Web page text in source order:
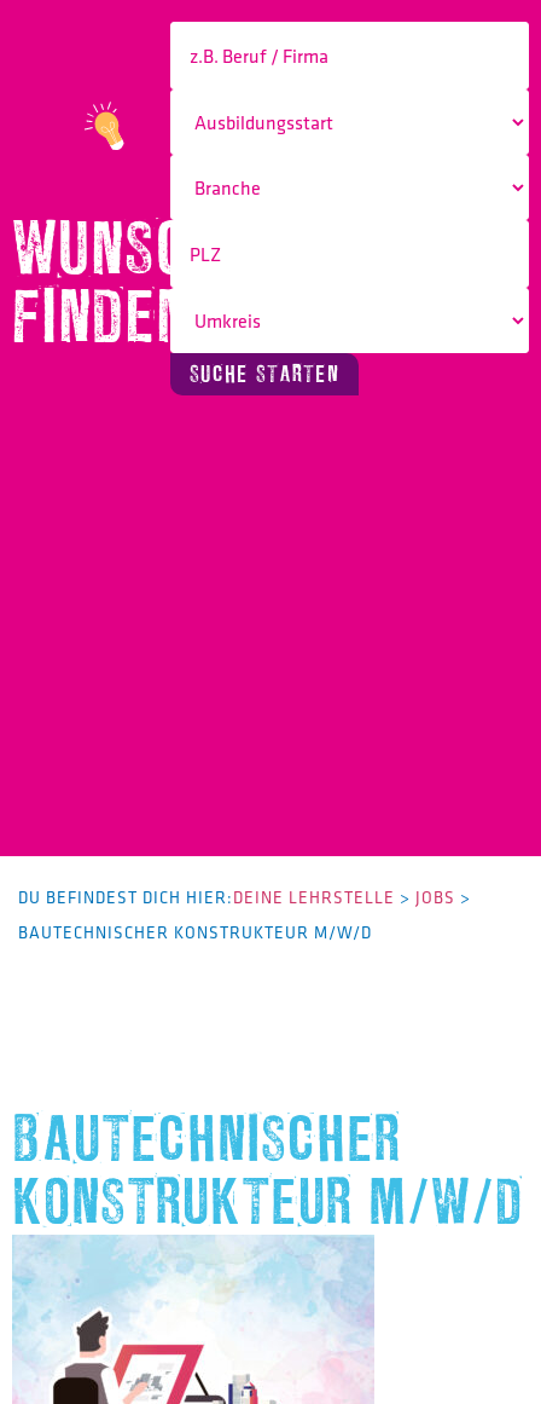
WUNSCHBERUF
FINDEN!
SUCHE STARTEN
DU BEFINDEST DICH HIER:DEINE LEHRSTELLE > JOBS >
BAUTECHNISCHER KONSTRUKTEUR M/W/D
BAUTECHNISCHER
KONSTRUKTEUR M/W/D